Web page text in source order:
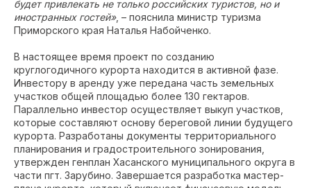
будет привлекать не только российских туристов, но и
иностранных гостей», – пояснила министр туризма
Приморского края Наталья Набойченко.
В настоящее время проект по созданию
круглогодичного курорта находится в активной фазе.
Инвестору в аренду уже передана часть земельных
участков общей площадью более 130 гектаров.
Параллельно инвестор осуществляет выкуп участков,
которые составляют основу береговой линии будущего
курорта. Разработаны документы территориального
планирования и градостроительного зонирования,
утвержден генплан Хасанского муниципального округа в
части пгт. Зарубино. Завершается разработка мастер-